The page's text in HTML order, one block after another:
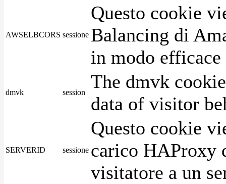
AWSELBCORS sessione
Questo cookie
Balancing di
in modo
dmvk session
The dmvk
data of visitor
SERVERID sessione
Questo cookie
carico HAProxy
visitatore a un